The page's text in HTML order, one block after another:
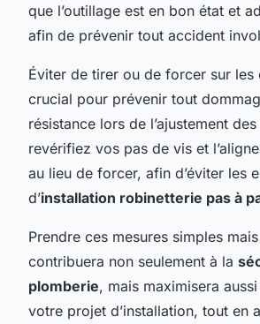
que l’outillage est en bon état et
afin de prévenir tout accident
Éviter de tirer ou de forcer sur les
crucial pour prévenir tout
résistance lors de l’ajustement
revérifiez vos pas de vis et
au lieu de forcer, afin d’éviter les
d’installation robinetterie pas à
Prendre ces mesures simples
contribuera non seulement à la
plomberie, mais maximisera
votre projet d’installation, tout en